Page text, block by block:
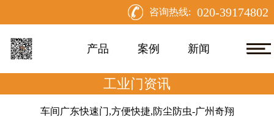
咨询热线: 020-39174802
产品 案例 新闻
工业门资讯
车间广东快速门,方便快捷,防尘防虫-广州奇翔